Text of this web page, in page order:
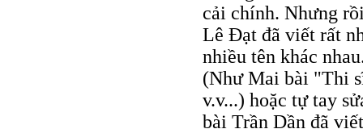
cải chính. Nhưng
Lê Ðạt đã viết rất
nhiều tên khác
(Như Mai bài "Thi
v.v...) hoặc tự tay
bài Trần Dần đã